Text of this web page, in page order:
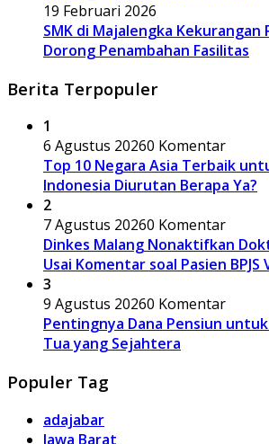
19 Februari 2026
SMK di Majalengka Kekurangan
Dorong Penambahan Fasilitas
Berita Terpopuler
1
6 Agustus 20260 Komentar
Top 10 Negara Asia Terbaik
Indonesia Diurutan Berapa Ya?
2
7 Agustus 20260 Komentar
Dinkes Malang Nonaktifkan
Usai Komentar soal Pasien
3
9 Agustus 20260 Komentar
Pentingnya Dana Pensiun
Tua yang Sejahtera
Populer Tag
adajabar
Jawa Barat